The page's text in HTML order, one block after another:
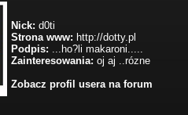
Nick: d0ti
Strona www: http://dotty.pl
Podpis: ...ho?li makaroni.....
Zainteresowania: oj aj ..rózne
Zobacz profil usera na forum